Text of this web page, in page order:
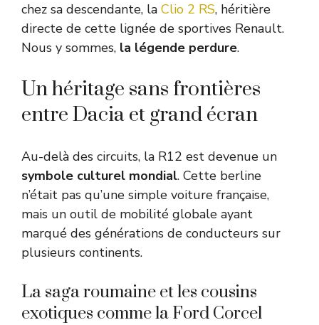
chez sa descendante, la Clio 2 RS, héritière
directe de cette lignée de sportives Renault.
Nous y sommes, la légende perdure.
Un héritage sans frontières
entre Dacia et grand écran
Au-delà des circuits, la R12 est devenue un
symbole culturel mondial. Cette berline
n’était pas qu’une simple voiture française,
mais un outil de mobilité globale ayant
marqué des générations de conducteurs sur
plusieurs continents.
La saga roumaine et les cousins
exotiques comme la Ford Corcel